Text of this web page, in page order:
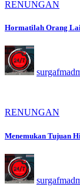
RENUNGAN
Hormatilah Orang
RENUNGAN
Menemukan Tujuan